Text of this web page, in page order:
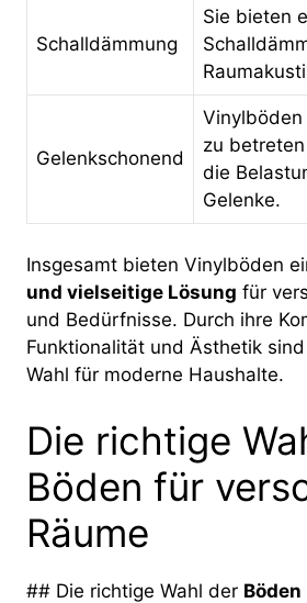
Schalldämmung
Sie bieten
Gelenkschonend
zu
die
Gelenke.
Insgesamt bieten Vinylböden
und vielseitige Lösung für
und Bedürfnisse. Durch ihre
Funktionalität und Ästhetik
Wahl für moderne Haushalte.
Die richtige
Böden für
Räume
## Die richtige Wahl der Böden